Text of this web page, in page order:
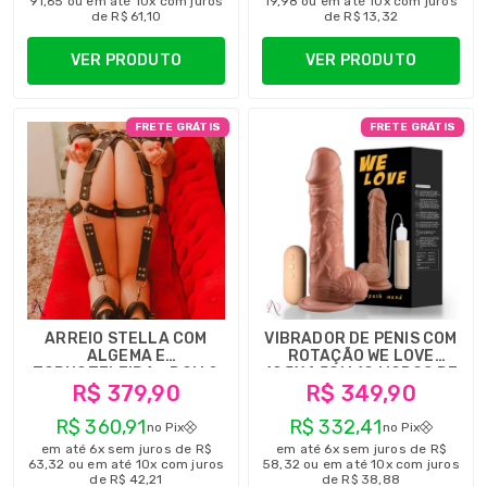
de R$ 61,10
VER PRODUTO
de R$ 13,32
VER PRODUTO
FRETE GRÁTIS
ARREIO STELLA COM
ALGEMA E
TORNOZELEIRA - DOM &
DOMME
R$ 379,90
R$ 360,91no Pix
em até 6x sem juros de R$
63,32 ou em até 10x com juros
de R$ 42,21
FRETE GRÁTIS
VIBRADOR DE PÊNIS COM
ROTAÇÃO WE LOVE
19,5X4,5CM 10 MODOS DE
ROTAÇÃO
R$ 349,90
R$ 332,41no Pix
em até 6x sem juros de R$
58,32 ou em até 10x com juros
de R$ 38,88